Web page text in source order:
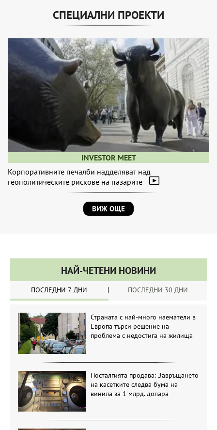
СПЕЦИАЛНИ ПРОЕКТИ
INVESTOR MEET
Корпоративните печалби надделяват над
геополитическите рискове на пазарите
ВИЖ ОЩЕ
НАЙ-ЧЕТЕНИ НОВИНИ
ПОСЛЕДНИ 7 ДНИ ПОСЛЕДНИ 30 ДНИ
Страната с най-много наематели в
Европа търси решение на
проблема с недостига на жилища
Носталгията продава: Завръщането
на касетките следва бума на
винила за 1 млрд. долара